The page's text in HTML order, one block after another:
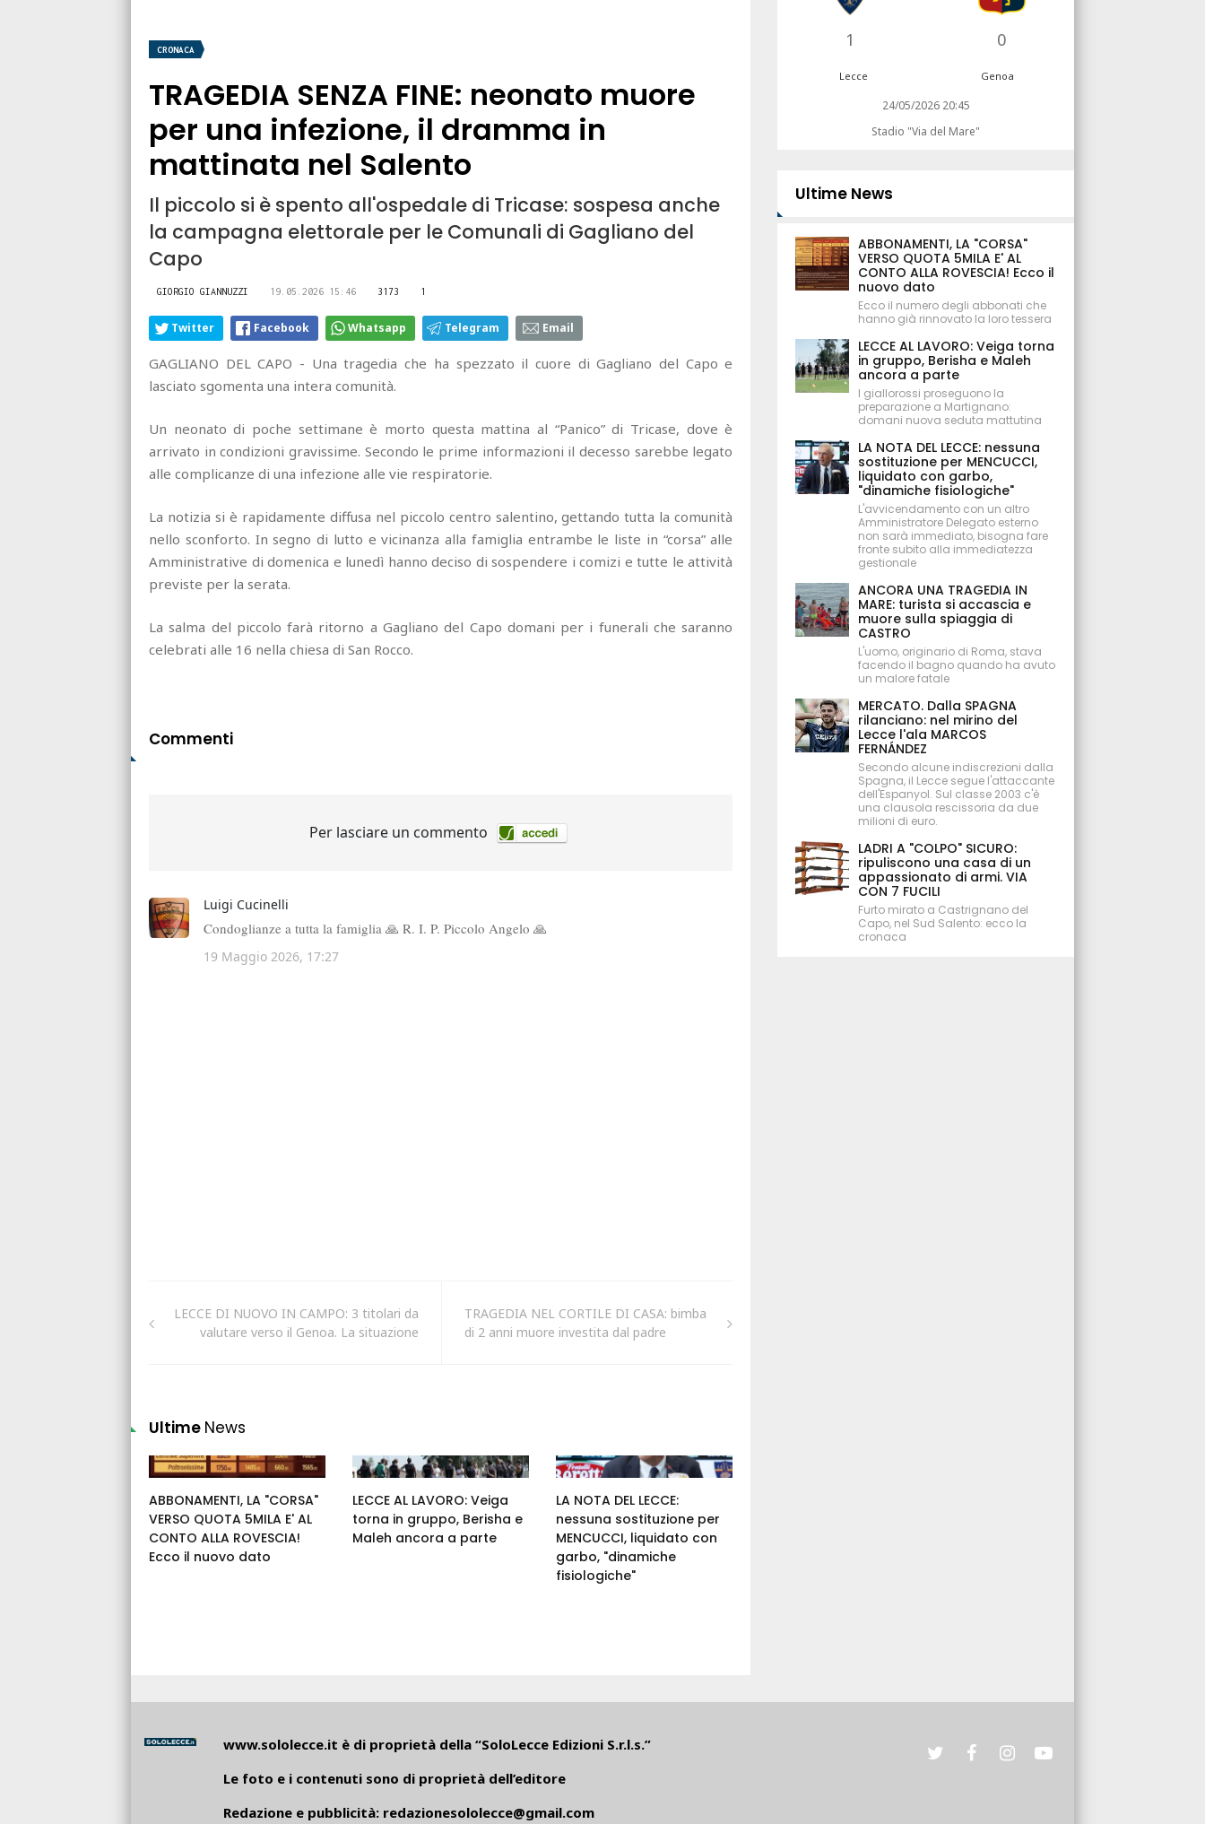
CRONACA
TRAGEDIA SENZA FINE: neonato muore
per una infezione, il dramma in
mattinata nel Salento
Il piccolo si è spento all'ospedale di Tricase: sospesa anche
la campagna elettorale per le Comunali di Gagliano del
Capo
GIORGIO GIANNUZZI 19.05.2026 15:46 3173 1
Twitter Facebook Whatsapp Telegram Email
GAGLIANO DEL CAPO - Una tragedia che ha spezzato il cuore di Gagliano del Capo e
lasciato sgomenta una intera comunità.
Un neonato di poche settimane è morto questa mattina al “Panico” di Tricase, dove è
arrivato in condizioni gravissime. Secondo le prime informazioni il decesso sarebbe legato
alle complicanze di una infezione alle vie respiratorie.
La notizia si è rapidamente diffusa nel piccolo centro salentino, gettando tutta la comunità
nello sconforto. In segno di lutto e vicinanza alla famiglia entrambe le liste in “corsa” alle
Amministrative di domenica e lunedì hanno deciso di sospendere i comizi e tutte le attività
previste per la serata.
La salma del piccolo farà ritorno a Gagliano del Capo domani per i funerali che saranno
celebrati alle 16 nella chiesa di San Rocco.
Commenti
LECCE DI NUOVO IN CAMPO: 3 titolari da
valutare verso il Genoa. La situazione
TRAGEDIA NEL CORTILE DI CASA: bimba
di 2 anni muore investita dal padre
Ultime News
ABBONAMENTI, LA "CORSA"
VERSO QUOTA 5MILA E' AL
CONTO ALLA ROVESCIA!
Ecco il nuovo dato
LECCE AL LAVORO: Veiga
torna in gruppo, Berisha e
Maleh ancora a parte
LA NOTA DEL LECCE:
nessuna sostituzione per
MENCUCCI, liquidato con
garbo, "dinamiche
fisiologiche"
1 0
Lecce Genoa
24/05/2026 20:45
Stadio "Via del Mare"
Ultime News
ABBONAMENTI, LA "CORSA"
VERSO QUOTA 5MILA E' AL
CONTO ALLA ROVESCIA! Ecco il
nuovo dato
Ecco il numero degli abbonati che
hanno già rinnovato la loro tessera
LECCE AL LAVORO: Veiga torna
in gruppo, Berisha e Maleh
ancora a parte
I giallorossi proseguono la
preparazione a Martignano:
domani nuova seduta mattutina
LA NOTA DEL LECCE: nessuna
sostituzione per MENCUCCI,
liquidato con garbo,
"dinamiche fisiologiche"
L'avvicendamento con un altro
Amministratore Delegato esterno
non sarà immediato, bisogna fare
fronte subito alla immediatezza
gestionale
ANCORA UNA TRAGEDIA IN
MARE: turista si accascia e
muore sulla spiaggia di
CASTRO
L'uomo, originario di Roma, stava
facendo il bagno quando ha avuto
un malore fatale
MERCATO. Dalla SPAGNA
rilanciano: nel mirino del
Lecce l'ala MARCOS
FERNÁNDEZ
Secondo alcune indiscrezioni dalla
Spagna, il Lecce segue l'attaccante
dell'Espanyol. Sul classe 2003 c'è
una clausola rescissoria da due
milioni di euro.
LADRI A "COLPO" SICURO:
ripuliscono una casa di un
appassionato di armi. VIA
CON 7 FUCILI
Furto mirato a Castrignano del
Capo, nel Sud Salento: ecco la
cronaca
www.sololecce.it è di proprietà della “SoloLecce Edizioni S.r.l.s.”
Le foto e i contenuti sono di proprietà dell’editore
Redazione e pubblicità: redazionesololecce@gmail.com